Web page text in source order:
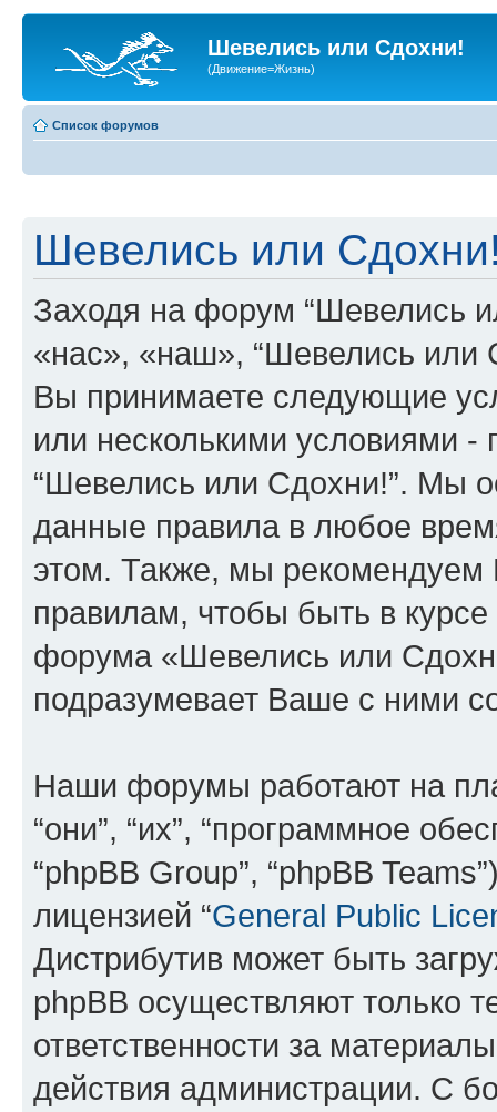
Шевелись или Сдохни!
(Движение=Жизнь)
Список форумов
Шевелись или
Заходя на форум “Шевелись
«нас», «наш», “Шевелись или
Вы принимаете следующие
или несколькими условиями
“Шевелись или Сдохни!”. Мы
данные правила в любое
этом. Также, мы рекомендуем
правилам, чтобы быть в
форума «Шевелись или
подразумевает Ваше с ними
Наши форумы работают на
“они”, “их”, “программное
“phpBB Group”, “phpBB
лицензией “General Public
Дистрибутив может быть
phpBB осуществляют только
ответственности за
действия администрации. С